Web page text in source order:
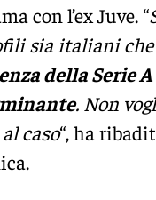
con l’ex Juve. “
sia italiani
della Serie
. Non
caso“, ha